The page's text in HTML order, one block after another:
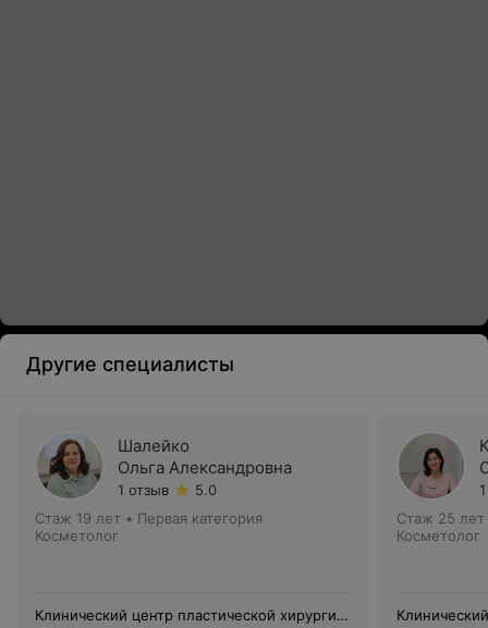
Другие специалисты
Шалейко
Ольга Александровна
1 отзыв
5.0
Стаж 19 лет • Первая категория
Косметолог
Клинический центр пластической хирургии
Стаж 25 лет
Косметолог